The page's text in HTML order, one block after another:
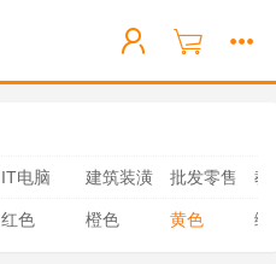
IT电脑 建筑装潢 批发零售 教
红色 橙色 黄色 绿